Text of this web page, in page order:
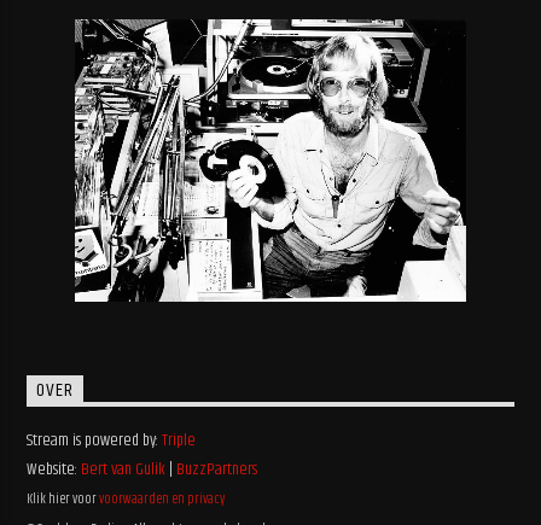
OVER
Stream is powered by:Triple
Website: Bert van Gulik| BuzzPartners
Klik hier voorvoorwaarden en privacy